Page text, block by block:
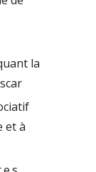
la
et à